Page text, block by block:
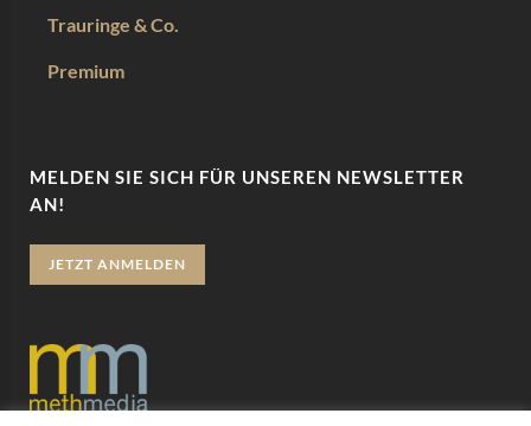
Trauringe & Co.
Premium
MELDEN SIE SICH FÜR UNSEREN NEWSLETTER
AN!
JETZT ANMELDEN